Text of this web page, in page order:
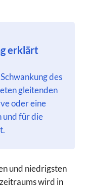
erklärt
des
gleitenden
oder eine
und für die
und niedrigsten
wird in